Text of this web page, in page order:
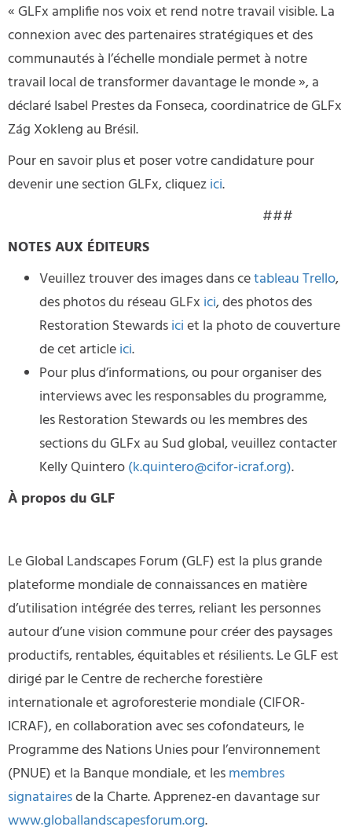
« GLFx amplifie nos voix et rend notre travail visible. La
connexion avec des partenaires stratégiques et des
communautés à l’échelle mondiale permet à notre
travail local de transformer davantage le monde », a
déclaré Isabel Prestes da Fonseca, coordinatrice de GLFx
Zág Xokleng au Brésil.
Pour en savoir plus et poser votre candidature pour
devenir une section GLFx, cliquezici.
###
NOTES AUX ÉDITEURS
Veuillez trouver des images dans cetableau Trello,
des photos du réseau GLFx ici, des photos des
Restoration Stewardsiciet la photo de couverture
de cet articleici.
Pour plus d’informations, ou pour organiser des
interviews avec les responsables du programme,
les Restoration Stewards ou les membres des
sections du GLFx au Sud global, veuillez contacter
Kelly Quintero(k.quintero@cifor-icraf.org).
À propos du GLF
Le Global Landscapes Forum (GLF) est la plus grande
plateforme mondiale de connaissances en matière
d’utilisation intégrée des terres, reliant les personnes
autour d’une vision commune pour créer des paysages
productifs, rentables, équitables et résilients. Le GLF est
dirigé par le Centre de recherche forestière
internationale et agroforesterie mondiale (CIFOR-
ICRAF), en collaboration avec ses cofondateurs, le
Programme des Nations Unies pour l’environnement
(PNUE) et la Banque mondiale, et lesmembres
signatairesde la Charte. Apprenez-en davantage sur
www.globallandscapesforum.org.